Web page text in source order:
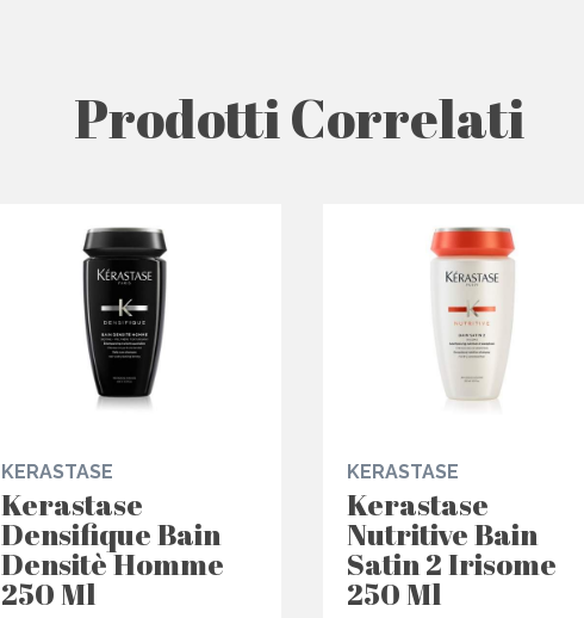
Prodotti Correlati
KERASTASE
Kerastase
Densifique Bain
Densitè Homme
250 Ml
KERASTASE
Kerastase
Nutritive Bain
Satin 2 Irisome
250 Ml